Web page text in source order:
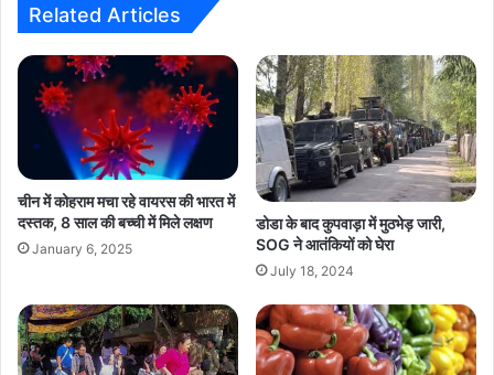
बकरियों
की
मौत
Related Articles
चीन में कोहराम मचा रहे वायरस की भारत में
दस्तक, 8 साल की बच्ची में मिले लक्षण
January 6, 2025
डोडा के बाद कुपवाड़ा में मुठभेड़ जारी,
SOG ने आतंकियों को घेरा
July 18, 2024